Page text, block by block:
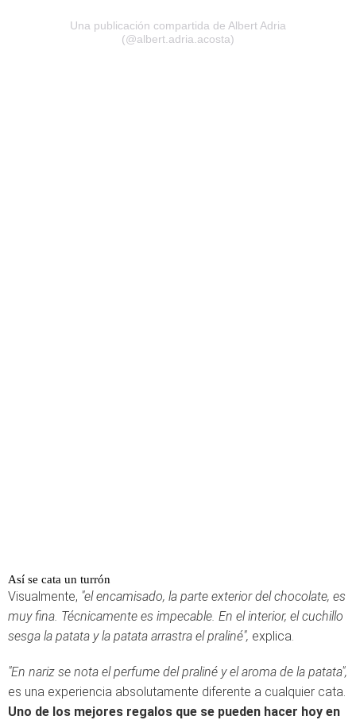
Una publicación compartida de Albert Adria
(@albert.adria.acosta)
Así se cata un turrón
Visualmente, "el encamisado, la parte exterior del chocolate, es
muy fina. Técnicamente es impecable. En el interior, el cuchillo
sesga la patata y la patata arrastra el praliné", explica.
"En nariz se nota el perfume del praliné y el aroma de la patata",
es una experiencia absolutamente diferente a cualquier cata.
Uno de los mejores regalos que se pueden hacer hoy en